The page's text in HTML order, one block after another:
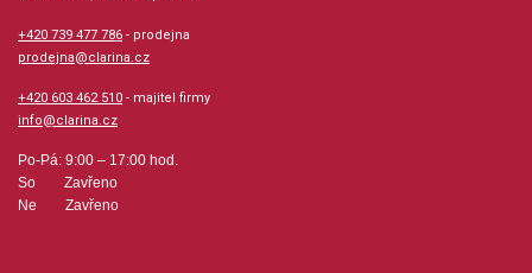
+420 739 477 786 - prodejna
prodejna@clarina.cz
+420 603 462 510 - majitel firmy
info@clarina.cz
Po-Pá: 9:00 – 17:00 hod.
So Zavřeno
Ne Zavřeno